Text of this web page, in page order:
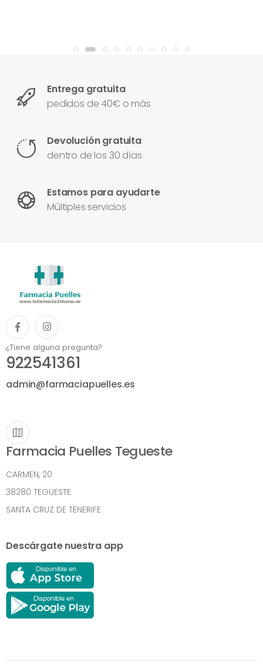
Entrega gratuita
pedidos de 40€ o más
Devolución gratuita
dentro de los 30 días
Estamos para ayudarte
Múltiples servicios
¿Tiene alguna pregunta?
922541361
admin@farmaciapuelles.es
Farmacia Puelles Tegueste
CARMEN, 20
38280 TEGUESTE
SANTA CRUZ DE TENERIFE
Descárgate nuestra app